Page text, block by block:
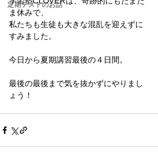
定期テストのお話
ま休みで、
私たちも生徒も大きな混乱を迎えずに
すみました。
今日から夏期講習最後の４日間。
最後の最後まで気を抜かずにやりまし
ょう！